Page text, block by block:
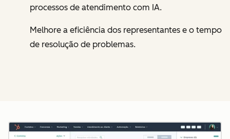
processos de atendimento com IA.
Melhore a eficiência dos representantes e o tempo
de resolução de problemas.